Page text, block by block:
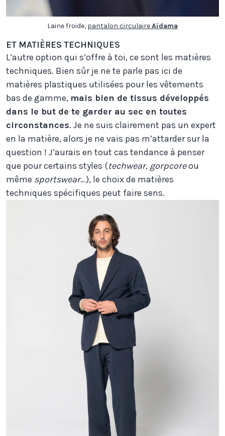
Laine froide, pantalon circulaireAïdama
ET MATIÈRES TECHNIQUES
L’autre option qui s’offre à toi, ce sont les matières
techniques. Bien sûr je ne te parle pas ici de
matières plastiques utilisées pour les vêtements
bas de gamme, mais bien de tissus développés
dans le but de te garder au sec en toutes
circonstances. Je ne suis clairement pas un expert
en la matière, alors je ne vais pas m’attarder sur la
question ! J’aurais en tout cas tendance à penser
que pour certains styles (techwear, gorpcoreou
même sportswear…), le choix de matières
techniques spécifiques peut faire sens.